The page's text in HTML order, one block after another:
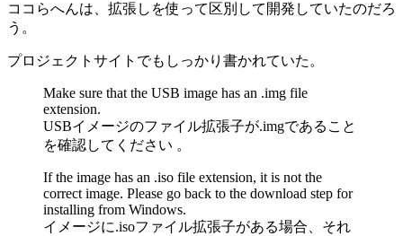
ココらへんは、拡張しを使って区別して開発していたのだろ
う。
プロジェクトサイトでもしっかり書かれていた。
Make sure that the USB image has an .img file
extension.
USBイメージのファイル拡張子が.imgであること
を確認してください 。
If the image has an .iso file extension, it is not the
correct image. Please go back to the download step for
installing from Windows.
イメージに.isoファイル拡張子がある場合、それ